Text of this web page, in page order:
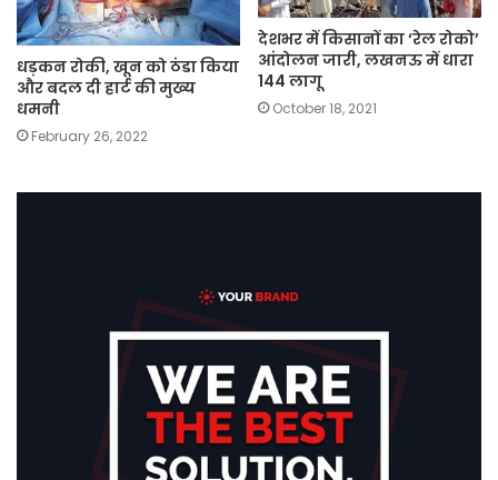
धड़कन रोकी, खून को ठंडा किया
और बदल दी हार्ट की मुख्य
धमनी
February 26, 2022
देशभर में किसानों का ‘रेल रोको’
आंदोलन जारी, लखनऊ में धारा
144 लागू
October 18, 2021